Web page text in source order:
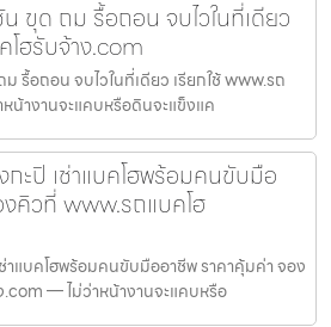
น ขุด ถม รื้อถอน จบไวในที่เดียว
โฮรับจ้าง.com
รื้อถอน จบไวในที่เดียว เรียกใช้ www.รถ
น้างานจะแคบหรือดินจะแข็งแค
ะปิ เช่าแบคโฮพร้อมคนขับมือ
คิวที่ www.รถแบคโฮ
าแบคโฮพร้อมคนขับมืออาชีพ ราคาคุ้มค่า จอง
— ไม่ว่าหน้างานจะแคบหรือ